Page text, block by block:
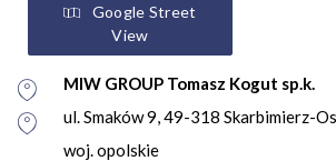
Google Street
View
MIW GROUP Tomasz Kogut sp.k.
ul. Smaków 9, 49-318 Skarbimierz-
woj. opolskie